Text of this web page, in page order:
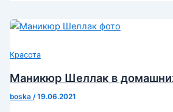
Красота
Маникюр Шеллак в
boska /19.06.2021